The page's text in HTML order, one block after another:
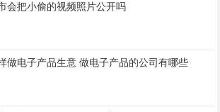
会把小偷的视频照片公开吗
做电子产品生意 做电子产品的公司有哪些